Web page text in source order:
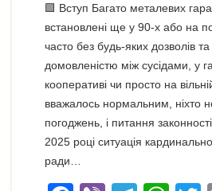
🟩 Вступ Багато металевих
встановлені ще у 90-х або на
часто без будь-яких дозволів
домовленістю між сусідами, у
кооперативі чи просто на
вважалось нормальним, ніхто
погоджень, і питання
2025 році ситуація
ради…